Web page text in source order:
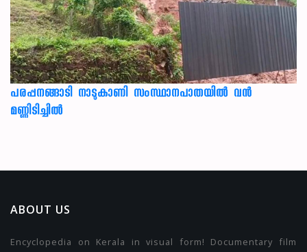
പരപ്പനങ്ങാടി നാടുകാണി സംസ്ഥാനപാതയില്‍ വന്‍
മണ്ണിടിച്ചില്‍
ABOUT US
Encyclopedia on Kerala in visual form! Documentary film